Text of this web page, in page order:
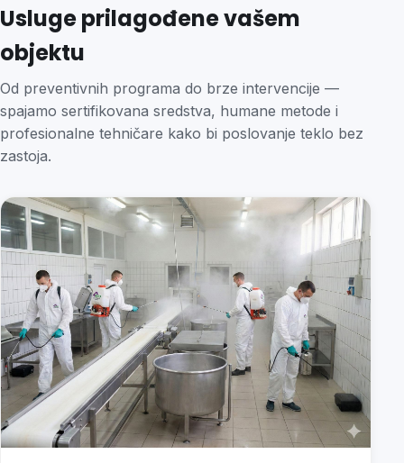
Usluge prilagođene vašem
objektu
Od preventivnih programa do brze intervencije —
spajamo sertifikovana sredstva, humane metode i
profesionalne tehničare kako bi poslovanje teklo bez
zastoja.